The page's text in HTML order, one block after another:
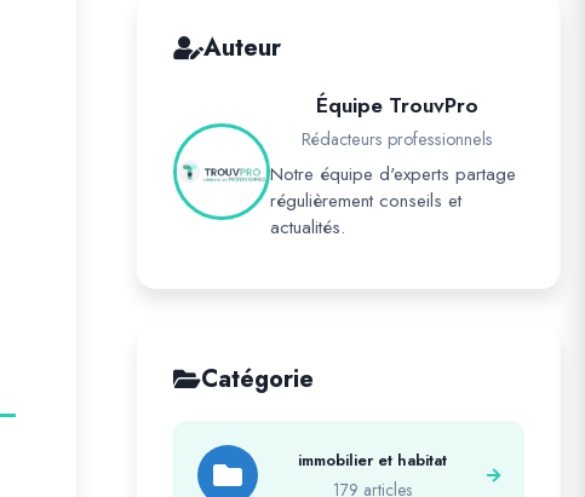
Auteur
Équipe TrouvPro
Rédacteurs professionnels
Notre équipe d'experts partage
régulièrement conseils et
actualités.
Catégorie
immobilier et habitat
179 articles